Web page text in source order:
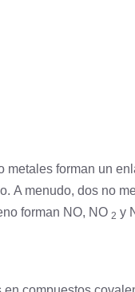
forman un
A menudo, dos no
forman NO, NO 2 y